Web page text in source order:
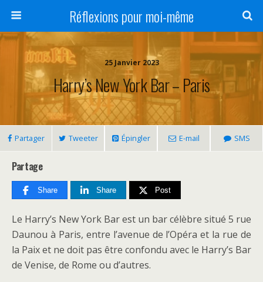
Réflexions pour moi-même
25 Janvier 2023
Harry’s New York Bar – Paris
Partager Tweeter Épingler E-mail SMS
Partage
Share Share Post
Le Harry’s New York Bar est un bar célèbre situé 5 rue
Daunou à Paris, entre l’avenue de l’Opéra et la rue de
la Paix et ne doit pas être confondu avec le Harry’s Bar
de Venise, de Rome ou d’autres.